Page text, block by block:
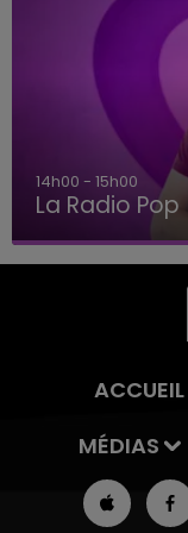
14h00 - 15h00
La Radio Pop
ACCUEIL
MÉDIAS